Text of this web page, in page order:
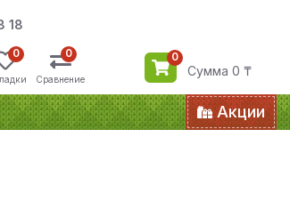
18
0
Сравнение
0 0
Сумма 0 ₸
Акции